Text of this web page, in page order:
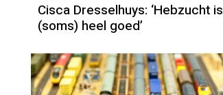
Cisca Dresselhuys: ‘Hebzucht is
(soms) heel goed’